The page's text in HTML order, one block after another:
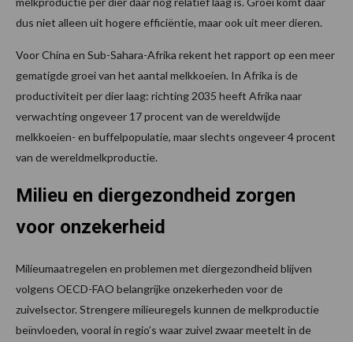
dus niet alleen uit hogere efficiëntie, maar ook uit meer dieren.
Voor China en Sub-Sahara-Afrika rekent het rapport op een meer
gematigde groei van het aantal melkkoeien. In Afrika is de
productiviteit per dier laag: richting 2035 heeft Afrika naar
verwachting ongeveer 17 procent van de wereldwijde
melkkoeien- en buffelpopulatie, maar slechts ongeveer 4 procent
van de wereldmelkproductie.
Milieu en diergezondheid zorgen
voor onzekerheid
Milieumaatregelen en problemen met diergezondheid blijven
volgens OECD-FAO belangrijke onzekerheden voor de
zuivelsector. Strengere milieuregels kunnen de melkproductie
beïnvloeden, vooral in regio’s waar zuivel zwaar meetelt in de